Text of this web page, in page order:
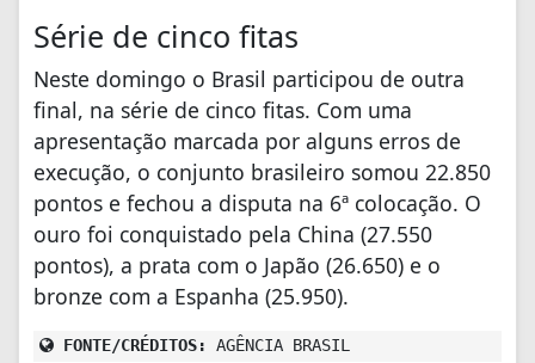
Série de cinco fitas
Neste domingo o Brasil participou de outra
final, na série de cinco fitas. Com uma
apresentação marcada por alguns erros de
execução, o conjunto brasileiro somou 22.850
pontos e fechou a disputa na 6ª colocação. O
ouro foi conquistado pela China (27.550
pontos), a prata com o Japão (26.650) e o
bronze com a Espanha (25.950).
FONTE/CRÉDITOS: AGÊNCIA BRASIL